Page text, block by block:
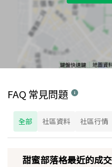
FAQ 常見問題
全部 社區資料 社區行情
甜蜜部落格最近的成